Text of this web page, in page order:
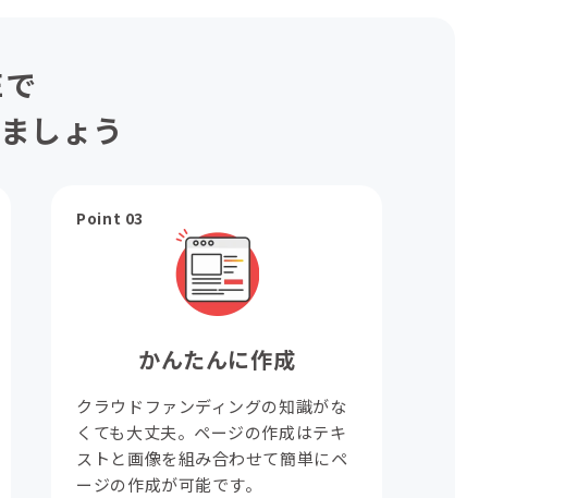
しょう
Point 03
かんたんに作成
クラウドファンディングの知識がな
くても大丈夫。ページの作成はテキ
ストと画像を組み合わせて簡単にペ
ージの作成が可能です。